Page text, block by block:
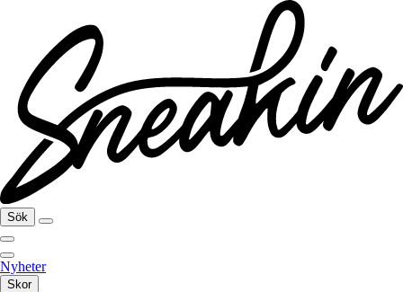
Sök
Nyheter
Skor